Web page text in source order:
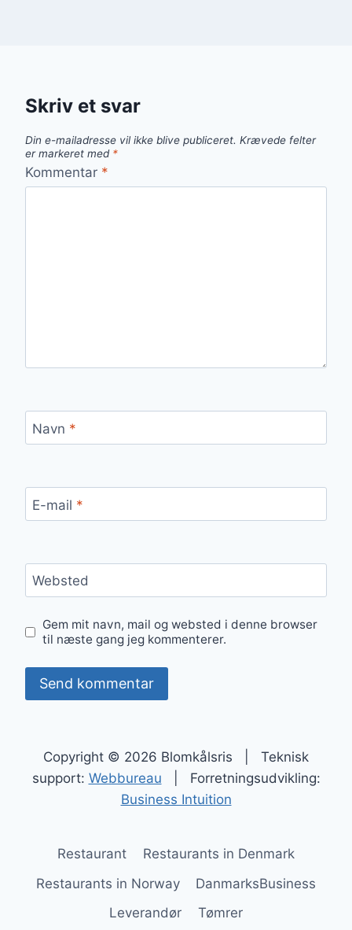
Skriv et svar
Din e-mailadresse vil ikke blive publiceret. Krævede felter
er markeret med *
Kommentar *
Navn *
E-mail *
Websted
Gem mit navn, mail og websted i denne browser
til næste gang jeg kommenterer.
Copyright © 2026 Blomkålsris | Teknisk
support: Webbureau | Forretningsudvikling:
Business Intuition
Restaurant
Restaurants in Denmark
Restaurants in Norway
DanmarksBusiness
Leverandør
Tømrer